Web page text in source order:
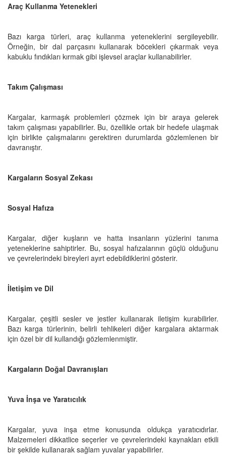
Araç Kullanma Yetenekleri
Bazı karga türleri, araç kullanma yeteneklerini sergileyebilir.
Örneğin, bir dal parçasını kullanarak böcekleri çıkarmak veya
kabuklu fındıkları kırmak gibi işlevsel araçlar kullanabilirler.
Takım Çalışması
Kargalar, karmaşık problemleri çözmek için bir araya gelerek
takım çalışması yapabilirler. Bu, özellikle ortak bir hedefe ulaşmak
için birlikte çalışmalarını gerektiren durumlarda gözlemlenen bir
davranıştır.
Kargaların Sosyal Zekası
Sosyal Hafıza
Kargalar, diğer kuşların ve hatta insanların yüzlerini tanıma
yeteneklerine sahiptirler. Bu, sosyal hafızalarının güçlü olduğunu
ve çevrelerindeki bireyleri ayırt edebildiklerini gösterir.
İletişim ve Dil
Kargalar, çeşitli sesler ve jestler kullanarak iletişim kurabilirler.
Bazı karga türlerinin, belirli tehlikeleri diğer kargalara aktarmak
için özel bir dil kullandığı gözlemlenmiştir.
Kargaların Doğal Davranışları
Yuva İnşa ve Yaratıcılık
Kargalar, yuva inşa etme konusunda oldukça yaratıcıdırlar.
Malzemeleri dikkatlice seçerler ve çevrelerindeki kaynakları etkili
bir şekilde kullanarak sağlam yuvalar yapabilirler.